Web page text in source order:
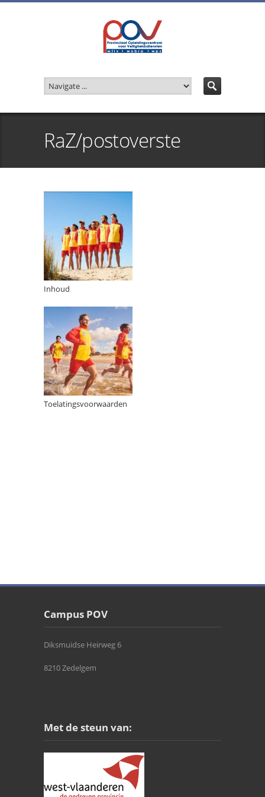
RaZ/postoverste
Inhoud
Toelatingsvoorwaarden
Campus POV
Diksmuidse Heirweg 6
8210 Zedelgem
Met de steun van: